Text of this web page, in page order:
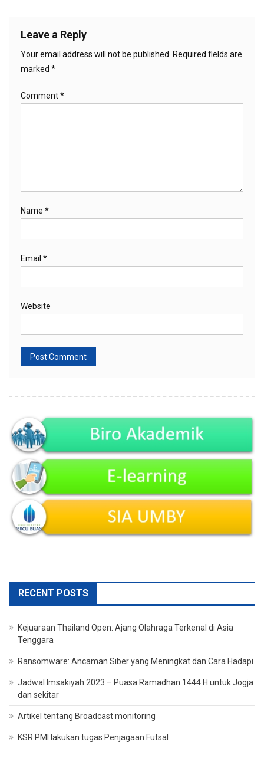
Leave a Reply
Your email address will not be published.
Required fields are
marked *
Comment*
Name *
Email *
Website
RECENT POSTS
Kejuaraan Thailand Open: Ajang Olahraga Terkenal di Asia
Tenggara
Ransomware: Ancaman Siber yang Meningkat dan Cara Hadapi
Jadwal Imsakiyah 2023 – Puasa Ramadhan 1444 H untuk Jogja
dan sekitar
Artikel tentang Broadcast monitoring
KSR PMI lakukan tugas Penjagaan Futsal